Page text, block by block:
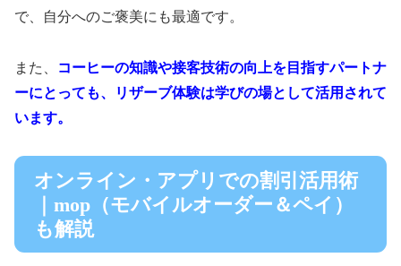
で、自分へのご褒美にも最適です。
また、
コーヒーの知識や接客技術の向上を目指すパートナ
ーにとっても、リザーブ体験は学びの場として活用されて
います。
オンライン・アプリでの割引活用術
｜mop（モバイルオーダー＆ペイ）
も解説